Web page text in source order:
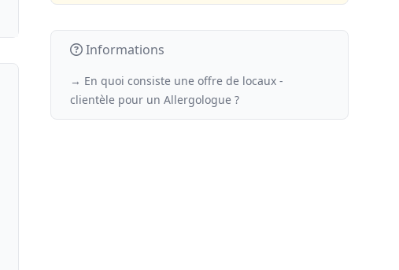
Informations
→ En quoi consiste une offre de locaux -
clientèle pour unAllergologue ?